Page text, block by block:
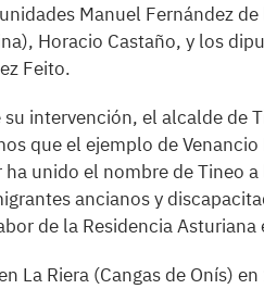
Manuel Fernández
Horacio Castaño, y los
Feito.
su intervención, el alcalde de
que el ejemplo de
ha unido el nombre de Tineo
ancianos y
de la Residencia
La Riera (Cangas de Onís)